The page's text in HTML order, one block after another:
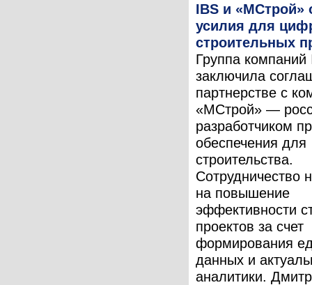
IBS и «МСтрой»
усилия для
строительных
Группа компаний
заключила
партнерстве с
«МСтрой» —
разработчиком
обеспечения для
строительства.
Сотрудничество
на повышение
эффективности
проектов за счет
формирования
данных и
аналитики.